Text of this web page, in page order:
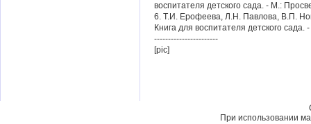
воспитателя детского сада. - М.:
6. Т.И. Ерофеева, Л.Н. Павлова, В.П.
Книга для воспитателя детского
-----------------------
[pic]
При использовании